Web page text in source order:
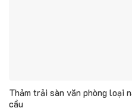
Thảm trải sàn văn phòng loại
cầu